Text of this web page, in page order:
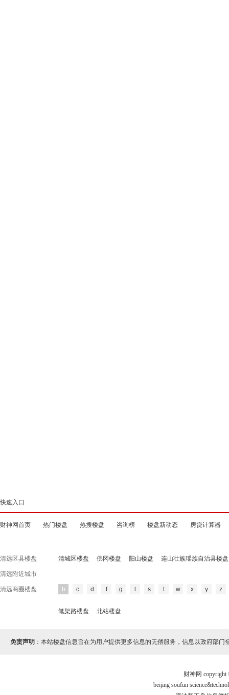
快速入口
财神网首页 热门楼盘 热搜楼盘 咨询榜 楼盘新动态 房贷计算器
清远区县楼盘 清城区楼盘 佛冈楼盘 阳山楼盘 连山壮族瑶族自治县楼盘
清远附近城市
清远商圈楼盘 b c d f g s t w x y z
笔架路楼盘 北站楼盘
免责声明 ：本站楼盘信息旨在为用户提供更多信息的无偿服务，信息以政府部门
财神网
beijing soufun